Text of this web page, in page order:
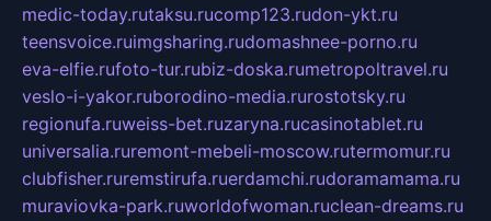
medic-today.rutaksu.rucomp123.rudon-ykt.ru
teensvoice.ruimgsharing.rudomashnee-porno.ru
eva-elfie.rufoto-tur.rubiz-doska.rumetropoltravel.ru
veslo-i-yakor.ruborodino-media.rurostotsky.ru
regionufa.ruweiss-bet.ruzaryna.rucasinotablet.ru
universalia.ruremont-mebeli-moscow.rutermomur.ru
clubfisher.ruremstirufa.ruerdamchi.rudoramamama.ru
muraviovka-park.ruworldofwoman.ruclean-dreams.ru